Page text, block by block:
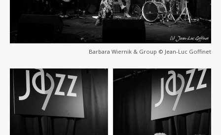
Barbara Wiernik & Group © Jean-Luc Goffinet